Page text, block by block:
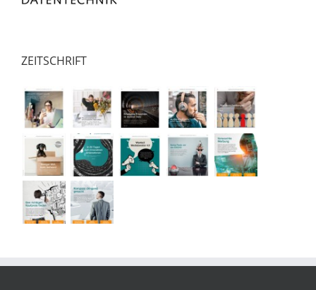
ZEITSCHRIFT